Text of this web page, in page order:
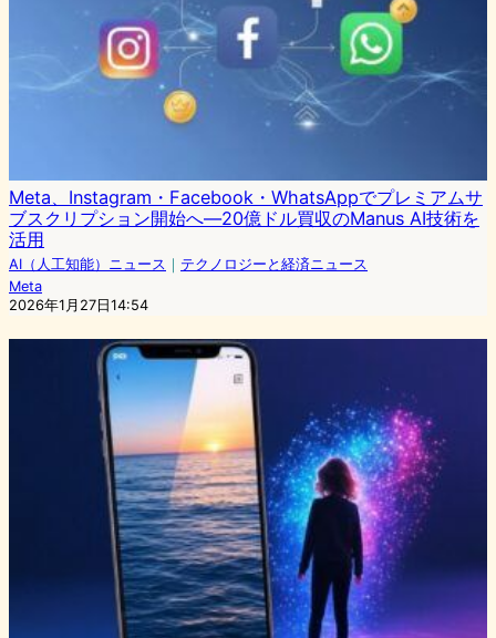
Meta、Instagram・Facebook・WhatsAppでプレミアムサ
ブスクリプション開始へ―20億ドル買収のManus AI技術を
活用
AI（人工知能）ニュース ｜ テクノロジーと経済ニュース
Meta
2026年1月27日14:54